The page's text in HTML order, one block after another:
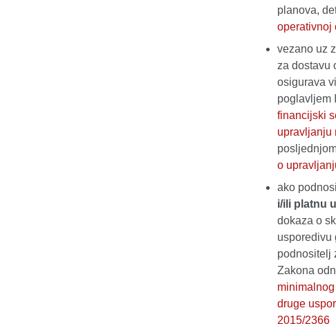
planova,
operativnoj
vezano uz
za dostavu
osigurava
poglavljem
financijski
upravljanju
o
ako
i/ili platnu
dokaza o
usporedivu
podnositelj
Zakona
druge
2015/2366